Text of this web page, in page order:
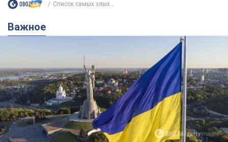
Украины и почему ее боялась Российская
империя: об этом не рассказывают в школе
Государственным символом являются только первый куплет
и припев песни
3 часа назад 9,8 т.
Александру Пономареву – 53: что
известно о трех детях секс-
символа 90-х и как они выглядят